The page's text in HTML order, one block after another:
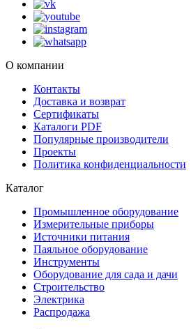
О компании
Контакты
Доставка и возврат
Сертификаты
Каталоги PDF
Популярные производители
Проекты
Политика конфиденциальности
Каталог
Промышленное оборудование
Измерительные приборы
Источники питания
Паяльное оборудование
Инструменты
Оборудование для сада и дачи
Строительство
Электрика
Распродажа